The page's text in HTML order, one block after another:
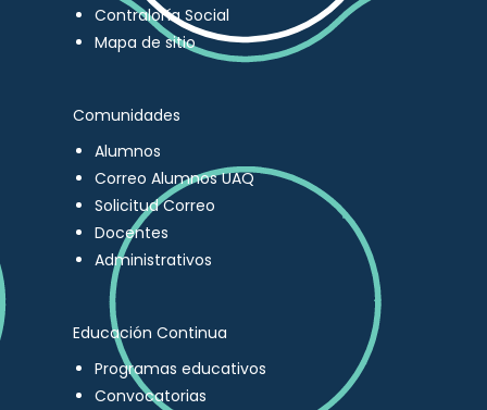
Contraloría Social
Mapa de sitio
Comunidades
Alumnos
Correo Alumnos UAQ
Solicitud Correo
Docentes
Administrativos
Educación Continua
Programas educativos
Convocatorias